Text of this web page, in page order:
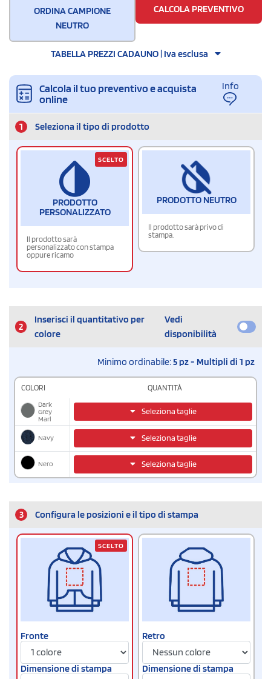
ORDINA CAMPIONE
NEUTRO
CALCOLA PREVENTIVO
TABELLA PREZZI CADAUNO | Iva esclusa
Calcola il tuo preventivo e acquista
online
Info
1 Seleziona il tipo di prodotto
PRODOTTO
PERSONALIZZATO
Il prodotto sarà
personalizzato con stampa
oppure ricamo
SCELTO
PRODOTTO NEUTRO
Il prodotto sarà privo di
stampa.
2
Inserisci il quantitativo per
colore
Vedi
disponibilità
Minimo ordinabile:5 pz - Multipli di 1 pz
COLORI
QUANTITÀ
Dark
Grey
Marl
Seleziona taglie
Navy Seleziona taglie
Nero Seleziona taglie
3 Configura le posizioni e il tipo di stampa
Fronte
Dimensione di stampa
SCELTO
Retro
Dimensione di stampa